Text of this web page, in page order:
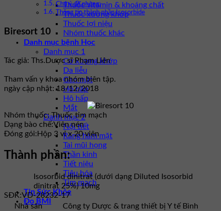
Thuốc vitamin & khoáng chất
Thuốc xương khớp
Thuốc lợi niệu
Nhóm thuốc khác
Danh mục bệnh Học
Danh mục 1
Cơ xương khớp
Da liễu
Gan mật
Hô hấp
Hô hấp
Mắt
Danh mục 2
Nội tiết
Răng hàm mặt
Tai mũi họng
Thần kinh
Tiết niệu
Tiêu hóa
Tim mạch
Tin Sức Khỏe
Đo BMI
Chú ý đề phòng:
Thông tin thành phần Isosorbide
Biresort 10
Tác giả: Ths.Dược sĩ Phạm Liên
Tham vấn y khoa nhóm biên tập.
ngày cập nhật: 18/12/2018
Nhóm thuốc:Thuốc tim mạch
Dạng bào chế:Viên nén
Đóng gói: Hộp 3 vỉ x 20 viên
Thành phần:
Isosorbid dinitrat (dưới dạng Diluted Isosorbid
dinitrat 25%) 10mg
SĐK:VD-28232-17
Nhà sản
Công ty Dược & trang thiết bị Y tế Bình